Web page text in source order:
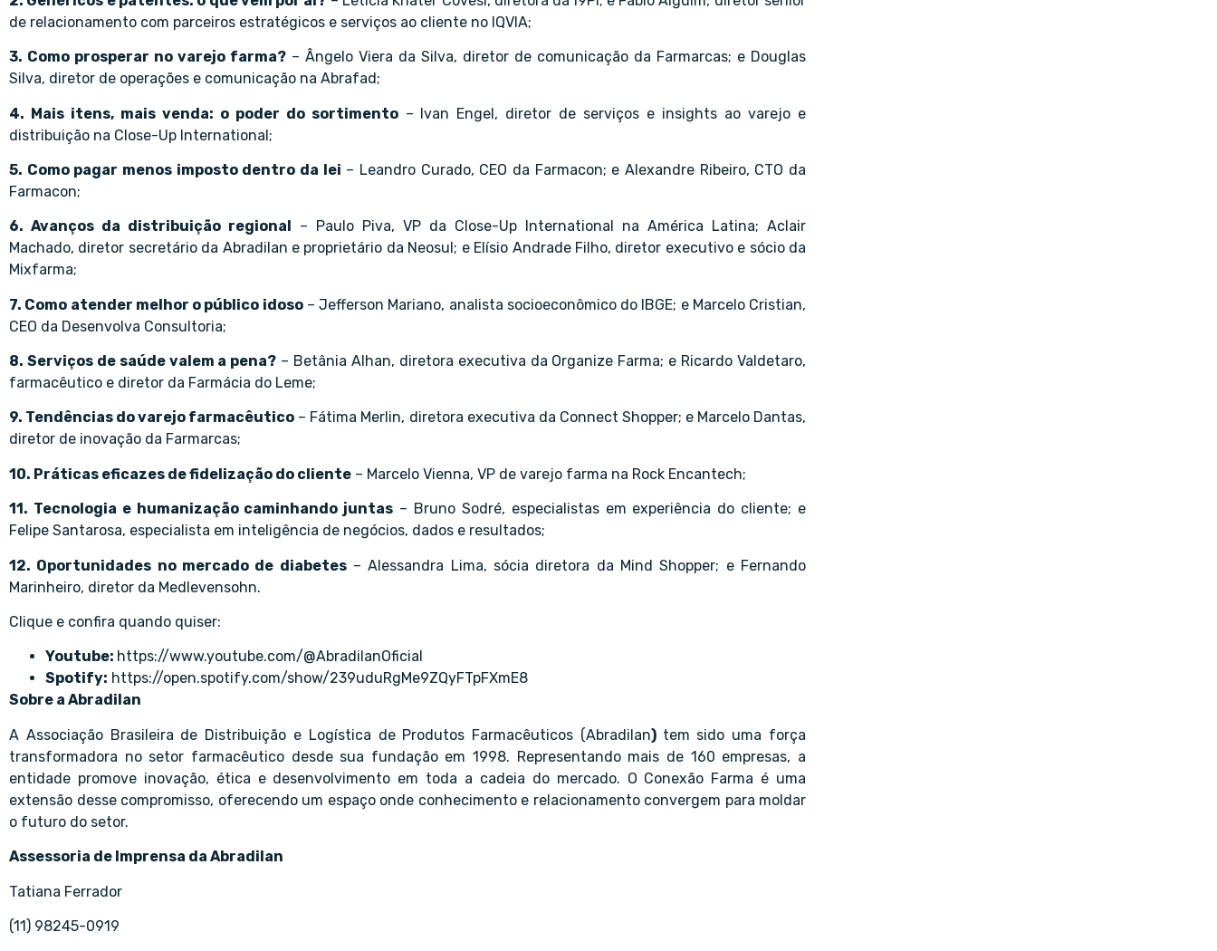
de relacionamento com parceiros estratégicos e serviços ao cliente no IQVIA;
3. Como prosperar no varejo farma? – Ângelo Viera da Silva, diretor de comunicação da Farmarcas; e Douglas
Silva, diretor de operações e comunicação na Abrafad;
4. Mais itens, mais venda: o poder do sortimento– Ivan Engel, diretor de serviços e insights ao varejo e
distribuição na Close-Up International;
5. Como pagar menos imposto dentro da lei – Leandro Curado, CEO da Farmacon; e Alexandre Ribeiro, CTO da
Farmacon;
6. Avanços da distribuição regional
– Paulo Piva, VP da Close-Up International na América Latina; Aclair
Machado, diretor secretário da Abradilan e proprietário da Neosul; e Elísio Andrade Filho, diretor executivo e sócio da
Mixfarma;
7. Como atender melhor o público idoso– Jefferson Mariano, analista socioeconômico do IBGE; e Marcelo Cristian,
CEO da Desenvolva Consultoria;
8. Serviços de saúde valem a pena? – Betânia Alhan, diretora executiva da Organize Farma; e Ricardo Valdetaro,
farmacêutico e diretor da Farmácia do Leme;
9. Tendências do varejo farmacêutico – Fátima Merlin, diretora executiva da Connect Shopper; e Marcelo Dantas,
diretor de inovação da Farmarcas;
10. Práticas eficazes de fidelização do cliente – Marcelo Vienna, VP de varejo farma na Rock Encantech;
11. Tecnologia e humanização caminhando juntas – Bruno Sodré, especialistas em experiência do cliente; e
Felipe Santarosa, especialista em inteligência de negócios, dados e resultados;
12. Oportunidades no mercado de diabetes– Alessandra Lima, sócia diretora da Mind Shopper; e Fernando
Marinheiro, diretor da Medlevensohn.
Clique e confira quando quiser:
Youtube: https://www.youtube.com/@AbradilanOficial
Spotify: https://open.spotify.com/show/239uduRgMe9ZQyFTpFXmE8
Sobre a Abradilan
A Associação Brasileira de Distribuição e Logística de Produtos Farmacêuticos (Abradilan) tem sido uma força
transformadora no setor farmacêutico desde sua fundação em 1998. Representando mais de 160 empresas, a
entidade promove inovação, ética e desenvolvimento em toda a cadeia do mercado. O Conexão Farma é uma
extensão desse compromisso, oferecendo um espaço onde conhecimento e relacionamento convergem para moldar
o futuro do setor.
Assessoria de Imprensa da Abradilan
Tatiana Ferrador
(11) 98245-0919